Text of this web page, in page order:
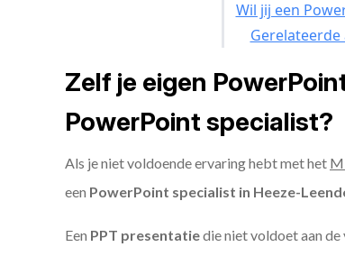
Wil jij een
Zelf je eigen
PowerPoint specialist?
Als je niet voldoende ervaring hebt met het
een PowerPoint specialist in Heeze-
Een PPT presentatiedie niet voldoet aan